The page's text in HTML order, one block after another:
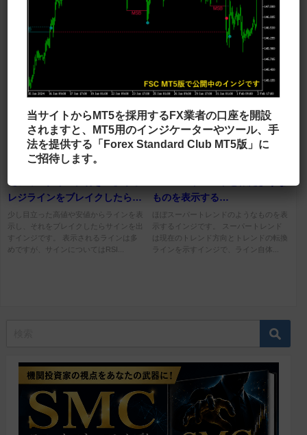
MAとRSIでサインを出す
「KK_RSI_Arrows_Multi_Period_v2」
２本の移動平均線と複数のパラメーター
RSIでサインを出すインジです。 RSIは
５つ利用しており、それぞれが売りや買
いを判断するとサインが出ま...
チャート上に年足を重ねて表示
する「Y1_Candles_BTEv」
チャートに年足のローソク足を重ねて表
示するインジです。 MT5で表示できる
最大の時間足は月足ですが、このインジ
を使うことで年足まで見ることが...
【フィルタリング付き！】サポ
レジラインをブレイクしたらサ
インが出る「SR Breakout
Arrows」
少し目立った高値や安値からラインを表
示し、それをブレイクしたらサインを出
すインジです。 表示されるラインは多
めですが、サインについてはRSI...
ものを表示する
「Kolier_Supertrend2」
ほぼスーパートレンドのようなものを表
示するインジです。 スーパートレンド
は現在のトレンド方向とトレンドの転換
ラインを示すインジで、ライン自体...
当サイトからMT5を採用するFX業者の口座を開設
されますと、MT5用のインジケーターやツール、手
法を提供する「Forex Standard Club MT5版」に
ご招待します。